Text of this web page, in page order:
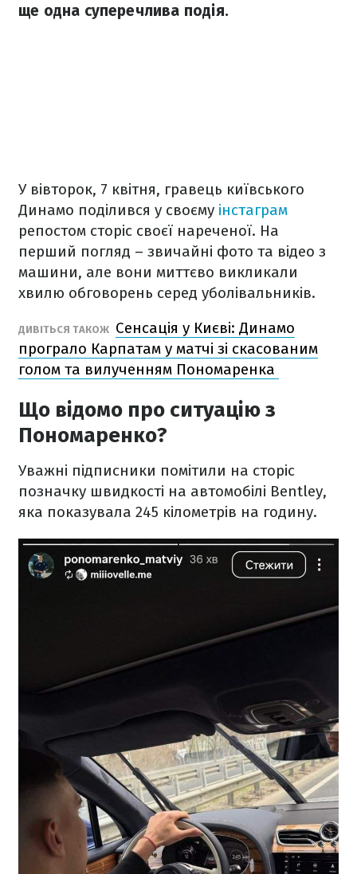
ще одна суперечлива подія.
У вівторок, 7 квітня, гравець київського
Динамо поділився у своєму інстаграм
репостом сторіс своєї нареченої. На
перший погляд – звичайні фото та відео з
машини, але вони миттєво викликали
хвилю обговорень серед уболівальників.
ДИВІТЬСЯ ТАКОЖ Сенсація у Києві: Динамо
програло Карпатам у матчі зі скасованим
голом та вилученням Пономаренка
Що відомо про ситуацію з
Пономаренко?
Уважні підписники помітили на сторіс
позначку швидкості на автомобілі Bentley,
яка показувала 245 кілометрів на годину.